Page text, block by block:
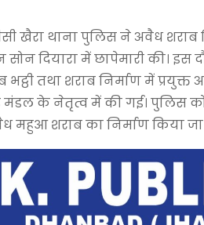
खैरा थाना पुलिस ने अवैध शराब
सोन दियारा में छापेमारी की।
तथा शराब निर्माण में प्रयुक्त
मंडल के नेतृत्व में की गई। पुलिस
शराब का निर्माण किया जा